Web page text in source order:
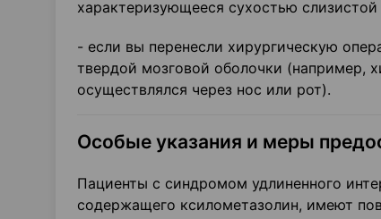
характеризующееся сухостью
- если вы перенесли хирургическую
твердой мозговой оболочки (например,
осуществлялся через нос или рот).
Особые указания и меры
Пациенты с синдромом удлиненного
содержащего ксилометазолин, имеют